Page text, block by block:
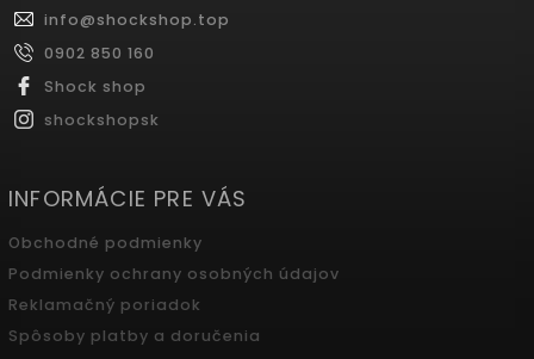
info@shockshop.top
0902 850 160
Shock shop
shockshopsk
INFORMÁCIE PRE VÁS
Obchodné podmienky
Podmienky ochrany osobných údajov
Reklamačný poriadok
Spôsoby platby a doručenia